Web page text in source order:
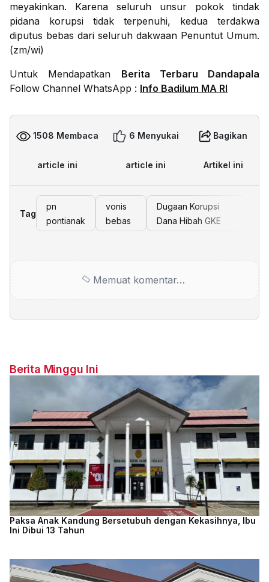
meyakinkan. Karena seluruh unsur pokok tindak
pidana korupsi tidak terpenuhi, kedua terdakwa
diputus bebas dari seluruh dakwaan Penuntut Umum.
(zm/wi)
Untuk Mendapatkan Berita Terbaru Dandapala
Follow Channel WhatsApp : Info Badilum MA RI
1508 Membaca
article ini
6 Menyukai
article ini
Bagikan
Artikel ini
Tag
pn
pontianak
vonis
bebas
Dugaan Korupsi
Dana Hibah GKE
Memuat komentar…
Berita Minggu Ini
Paksa Anak Kandung Bersetubuh dengan Kekasihnya, Ibu
Ini Dibui 13 Tahun